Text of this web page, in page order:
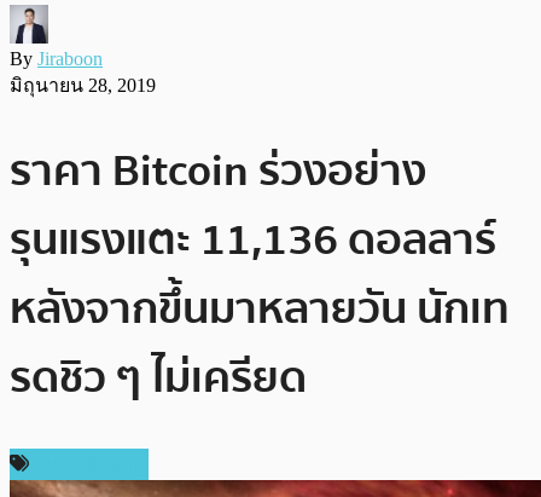
By Jiraboon
มิถุนายน 28, 2019
ราคา Bitcoin ร่วงอย่าง
รุนแรงแตะ 11,136 ดอลลาร์
หลังจากขึ้นมาหลายวัน นักเท
รดชิว ๆ ไม่เครียด